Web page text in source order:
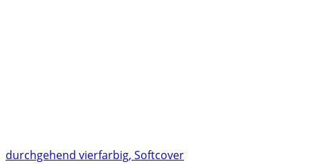
durchgehend vierfarbig, Softcover